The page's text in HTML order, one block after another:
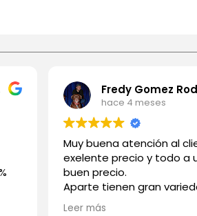
hace 4 meses
Muy buena atención al
exelente precio y todo a
buen precio.
Aparte tienen gran
medios de pago
Leer más